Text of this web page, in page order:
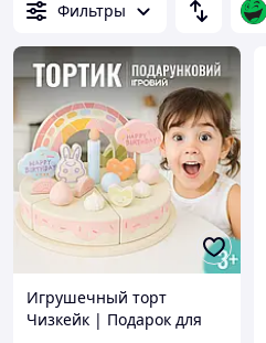
Фильтры
Игрушечный торт
Чизкейк | Подарок для